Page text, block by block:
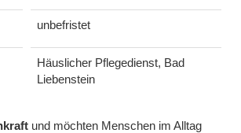
unbefristet
Häuslicher Pflegedienst, Bad
Liebenstein
und möchten Menschen im Alltag